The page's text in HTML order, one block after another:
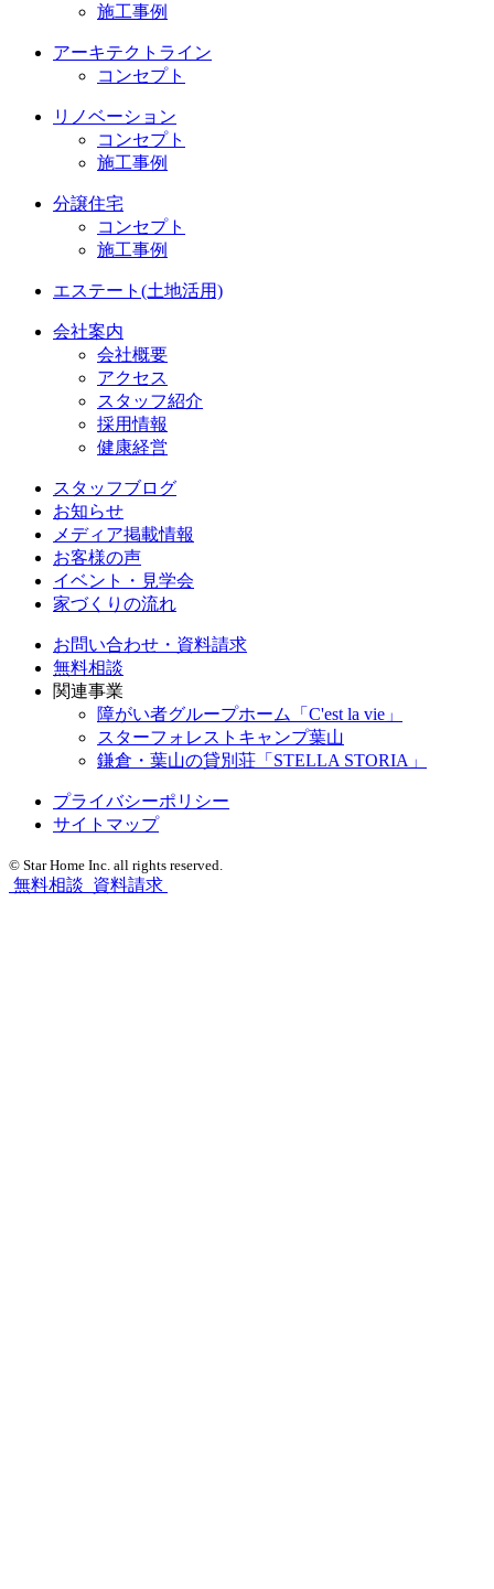
施工事例
アーキテクトライン
コンセプト
リノベーション
コンセプト
施工事例
分譲住宅
コンセプト
施工事例
エステート(土地活用)
会社案内
会社概要
アクセス
スタッフ紹介
採用情報
健康経営
スタッフブログ
お知らせ
メディア掲載情報
お客様の声
イベント・見学会
家づくりの流れ
お問い合わせ・資料請求
無料相談
関連事業
障がい者グループホーム「C'est la vie」
スターフォレストキャンプ葉山
鎌倉・葉山の貸別荘「STELLA STORIA」
プライバシーポリシー
サイトマップ
© Star Home Inc. all rights reserved.
無料相談 資料請求